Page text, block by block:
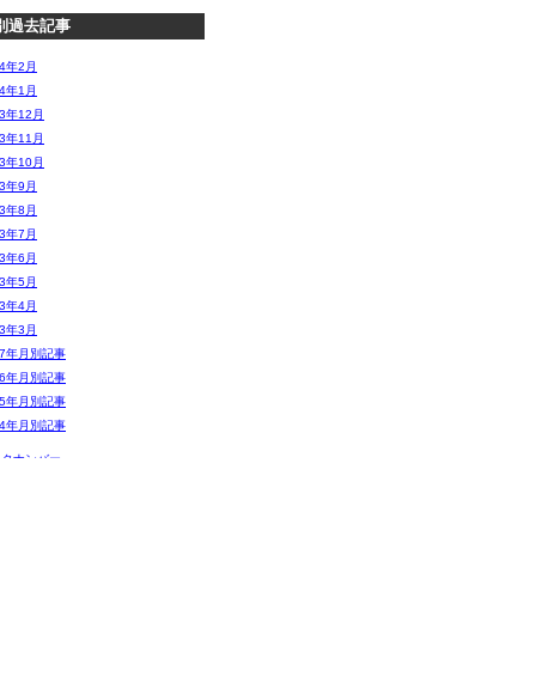
過去記事
年2月
年1月
年12月
年11月
年10月
年9月
年8月
年7月
年6月
年5月
年4月
年3月
年月別記事
年月別記事
年月別記事
年月別記事
ナンバー